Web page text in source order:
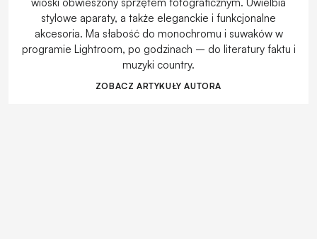
stylowe aparaty, a także eleganckie i funkcjonalne
akcesoria. Ma słabość do monochromu i suwaków w
programie Lightroom, po godzinach – do literatury faktu i
muzyki country.
ZOBACZ ARTYKUŁY AUTORA